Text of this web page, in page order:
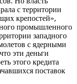
с территории
крепостей»,
промышленного
западного
с ядерными
эти деньги
этого кредита
поставок